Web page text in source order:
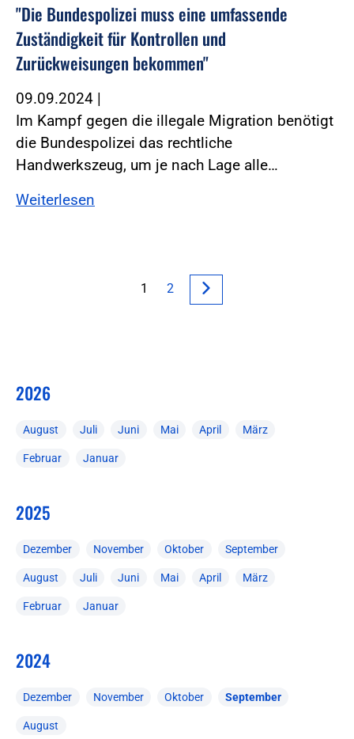
"Die Bundespolizei muss eine umfassende
Zuständigkeit für Kontrollen und
Zurückweisungen bekommen"
09.09.2024 |
Im Kampf gegen die illegale Migration benötigt
die Bundespolizei das rechtliche
Handwerkszeug, um je nach Lage alle…
Weiterlesen
1 2
2026
August Juli Juni Mai April März
Februar Januar
2025
Dezember November Oktober September
August Juli Juni Mai April März
Februar Januar
2024
Dezember November Oktober September
August